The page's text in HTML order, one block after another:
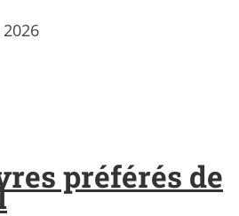
préférés de